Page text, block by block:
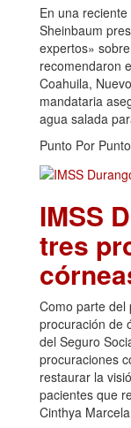
En una reciente
Sheinbaum
expertos»
recomendaron
Coahuila,
mandataria
agua salada
Punto Por Punto
IMSS
tres
Como parte del
procuración de
del Seguro
procuraciones
restaurar la
pacientes que
Cinthya